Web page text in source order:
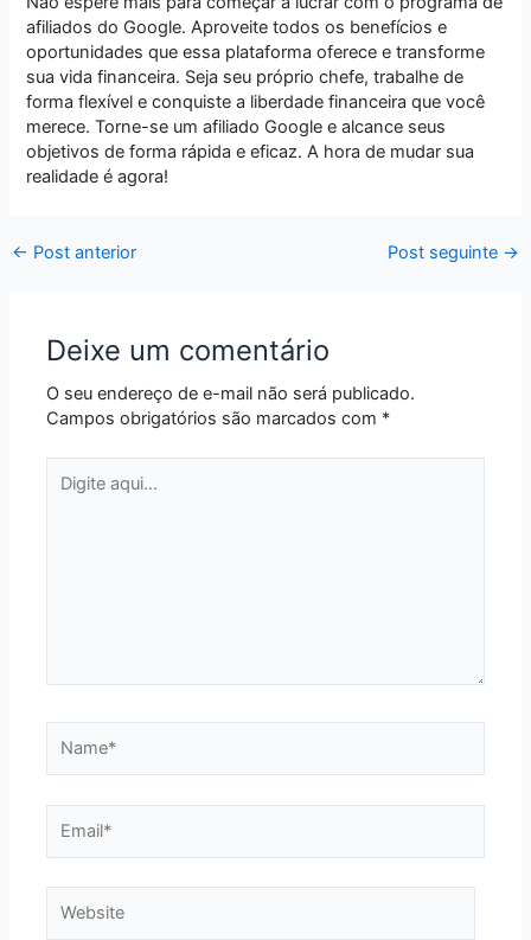
afiliados do Google. Aproveite todos os benefícios e
oportunidades que essa plataforma oferece e transforme
sua vida financeira. Seja seu próprio chefe, trabalhe de
forma flexível e conquiste a liberdade financeira que você
merece. Torne-se um afiliado Google e alcance seus
objetivos de forma rápida e eficaz. A hora de mudar sua
realidade é agora!
← Post anterior Post seguinte →
Deixe um comentário
O seu endereço de e-mail não será publicado.
Campos obrigatórios são marcados com *
aqui...